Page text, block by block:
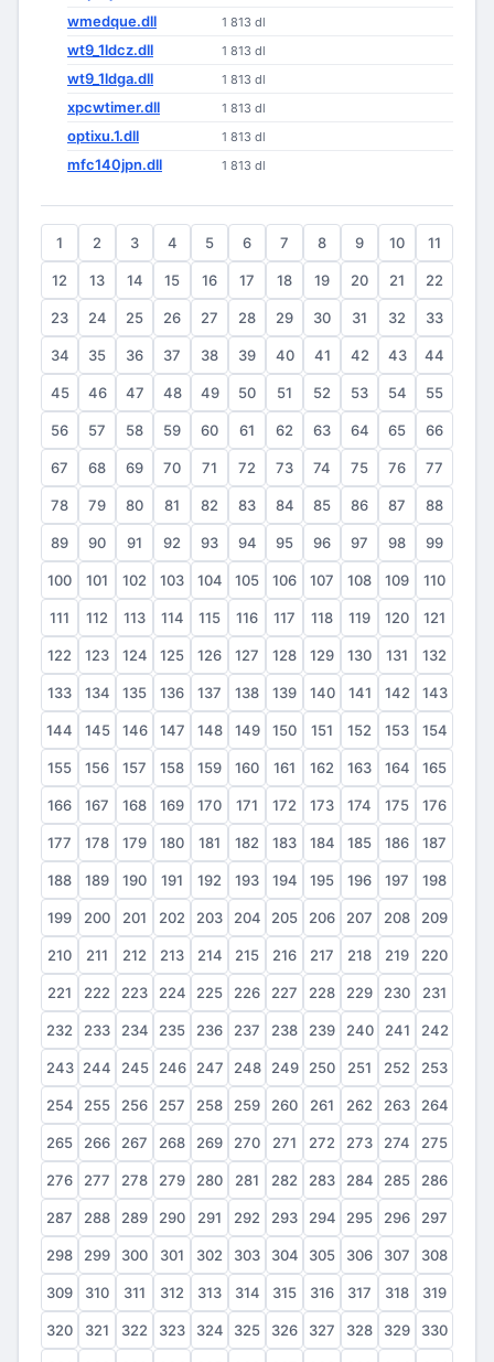
wmedque.dll 1 813 dl
wt9_1ldcz.dll 1 813 dl
wt9_1ldga.dll 1 813 dl
xpcwtimer.dll 1 813 dl
optixu.1.dll 1 813 dl
mfc140jpn.dll 1 813 dl
1 2 3 4 5 6 7 8 9 10 11
12 13 14 15 16 17 18 19 20 21 22
23 24 25 26 27 28 29 30 31 32 33
34 35 36 37 38 39 40 41 42 43 44
45 46 47 48 49 50 51 52 53 54 55
56 57 58 59 60 61 62 63 64 65 66
67 68 69 70 71 72 73 74 75 76 77
78 79 80 81 82 83 84 85 86 87 88
89 90 91 92 93 94 95 96 97 98 99
100 101 102 103 104 105 106 107 108 109 110
111 112 113 114 115 116 117 118 119 120 121
122 123 124 125 126 127 128 129 130 131 132
133 134 135 136 137 138 139 140 141 142 143
144 145 146 147 148 149 150 151 152 153 154
155 156 157 158 159 160 161 162 163 164 165
166 167 168 169 170 171 172 173 174 175 176
177 178 179 180 181 182 183 184 185 186 187
188 189 190 191 192 193 194 195 196 197 198
199 200 201 202 203 204 205 206 207 208 209
210 211 212 213 214 215 216 217 218 219 220
221 222 223 224 225 226 227 228 229 230 231
232 233 234 235 236 237 238 239 240 241 242
243 244 245 246 247 248 249 250 251 252 253
254 255 256 257 258 259 260 261 262 263 264
265 266 267 268 269 270 271 272 273 274 275
276 277 278 279 280 281 282 283 284 285 286
287 288 289 290 291 292 293 294 295 296 297
298 299 300 301 302 303 304 305 306 307 308
309 310 311 312 313 314 315 316 317 318 319
320 321 322 323 324 325 326 327 328 329 330